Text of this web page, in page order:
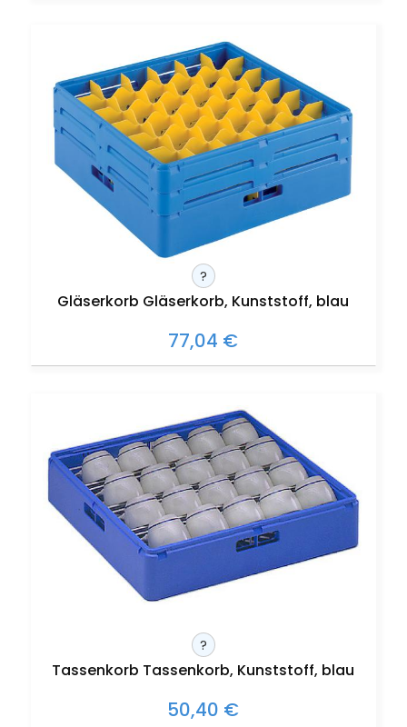
?
Gläserkorb Gläserkorb, Kunststoff, blau
77,04 €
?
Tassenkorb Tassenkorb, Kunststoff, blau
50,40 €